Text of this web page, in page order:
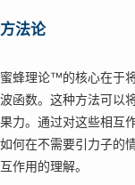
方法论
蜜蜂理论™的核心在于
波函数。这种方法可以
果力。通过对这些相互
如何在不需要引力子的
互作用的理解。